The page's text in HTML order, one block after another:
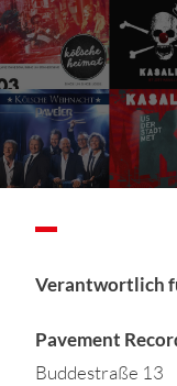
Verantwortlich
Pavement
Buddestraße 13